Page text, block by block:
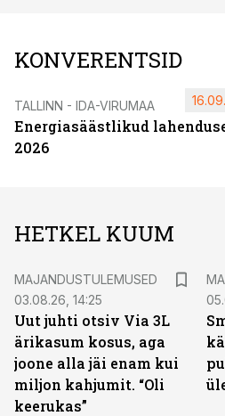
KONVERENTSID
TALLINN - IDA-VIRUMAA
Energiasäästlikud
2026
HETKEL KUUM
MAJANDUSTULEMUSED
03.08.26, 14:25
Uut juhti otsiv Via 3L
ärikasum kosus, aga
joone alla jäi enam kui
miljon kahjumit. “Oli
keerukas”